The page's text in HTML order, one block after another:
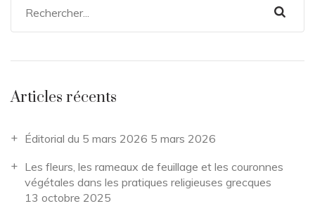
Articles récents
Éditorial du 5 mars 2026 5 mars 2026
Les fleurs, les rameaux de feuillage et les couronnes
végétales dans les pratiques religieuses grecques
13 octobre 2025